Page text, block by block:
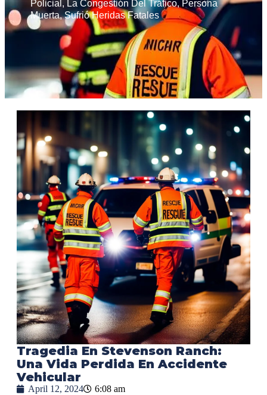
Policial , La Congestión Del Tráfico, Persona
Muerta,Sufrió Heridas Fatales
Tragedia En Stevenson Ranch:
Una Vida Perdida En Accidente
Vehicular
April 12, 2024 6:08 am